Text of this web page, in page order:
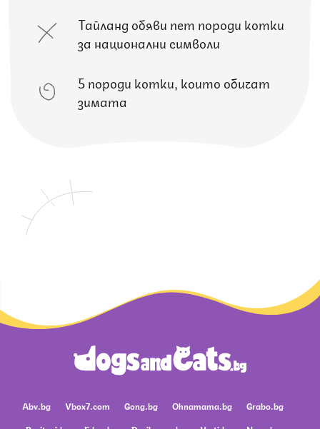
Тайланд обяви пет породи котки
за национални символи
5 породи котки, които обичат
зимата
Abv.bg Vbox7.com Gong.bg Ohnamama.bg
Grabo.bg